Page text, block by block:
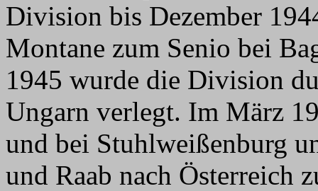
Division bis Dezember
Montane zum Senio bei
1945 wurde die Division
Ungarn verlegt. Im März
und bei Stuhlweißenburg
und Raab nach Österreich